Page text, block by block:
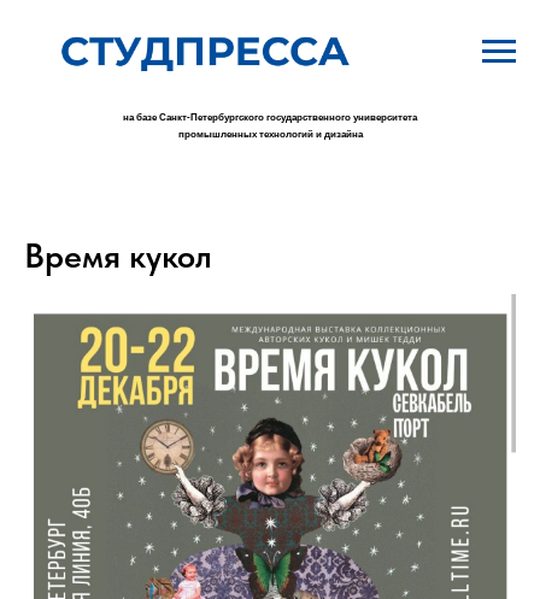
на базе Санкт-Петербургского государственного университета
промышленных технологий и дизайна
Время кукол